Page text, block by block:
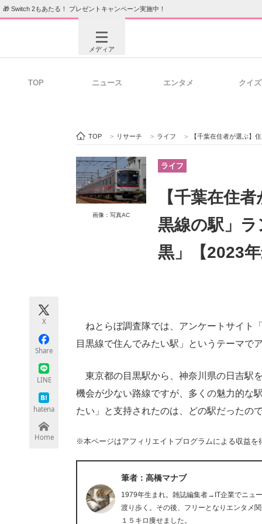
🎁 Switch 2もあたる！ プレゼントキャンペーン実施中！
メディア
ビジネスと働き方のヒント
ITエンジニア向け専門サイト
ちょっと気になるネットの話題
TOP ニュース エンタメ クイズ
TOP > リサーチ > ライフ > 【千葉在住者が選ぶ】住
画像：写真AC
ライフ
【千葉在住
黒線の駅」
黒」【2023
X
Share
LINE
hatena
Home
ねとらぼ調査隊では、アンケートサイト
目黒線で住んでみたい駅」というテーマで
東京都の目黒駅から、神奈川県の日吉駅
機会が少ない路線ですが、多くの魅力的な
たい」と支持されたのは、どの駅だったの
※本ページはアフィリエイトプログラムによる収益を
筆者：高橋マナブ
1979年生まれ。雑誌編集者→IT企業でニュ
渡り歩く。その後、フリーとなりエンタメ
１５キロ痩せました。